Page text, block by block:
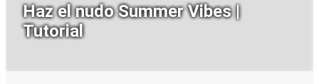
Haz el nudo Summer Vibes |
Tutorial